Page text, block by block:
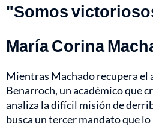
"Somos
María Corina
Mientras Machado recupera el
Benarroch, un académico que
analiza la difícil misión de
busca un tercer mandato que